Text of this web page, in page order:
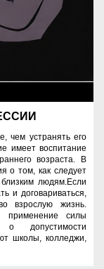
чем устранять его
имеет воспитание
возраста. В
о том, как следует
людям.Если
и договариваться,
взрослую жизнь.
применение силы
о допустимости
школы, колледжи,